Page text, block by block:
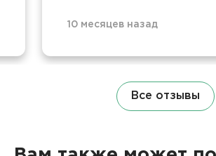
10 месяцев назад
Все отзывы